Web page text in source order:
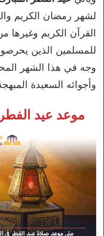
لشهر رمضان الكريم
القرآن الكريم وغيرها
للمسلمين الذين
وجه في هذا الشهر
وأجوائه السعيدة
موعد عيد الفطر 2023 في المانيا